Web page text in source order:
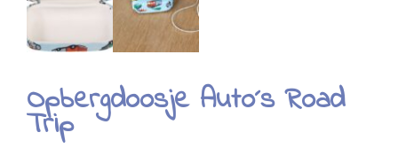
Opbergdoosje Auto´s Road
Trip